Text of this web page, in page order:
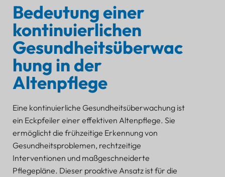
Bedeutung einer
kontinuierlichen
Gesundheitsüberwac
hung in der
Altenpflege
Eine kontinuierliche Gesundheitsüberwachung ist
ein Eckpfeiler einer effektiven Altenpflege. Sie
ermöglicht die frühzeitige Erkennung von
Gesundheitsproblemen, rechtzeitige
Interventionen und maßgeschneiderte
Pflegepläne. Dieser proaktive Ansatz ist für die